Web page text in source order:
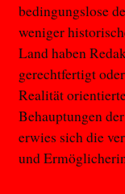
bedingungslose
weniger
Land haben
gerechtfertigt
Realität
Behauptungen
erwies sich die
und